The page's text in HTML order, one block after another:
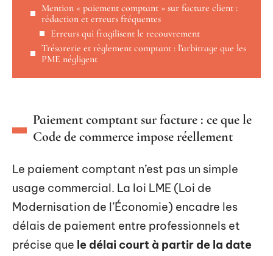
Mention « paiement comptant » sur facture client :
rédaction et erreurs fréquentes
Erreurs qui fragilisent le recouvrement
Trésorerie et règlement comptant : l’arbitrage que les
PME négligent
Paiement comptant sur facture : ce que le
Code de commerce impose réellement
Le paiement comptant n’est pas un simple
usage commercial. La loi LME (Loi de
Modernisation de l’Économie) encadre les
délais de paiement entre professionnels et
précise que le délai court à partir de la date